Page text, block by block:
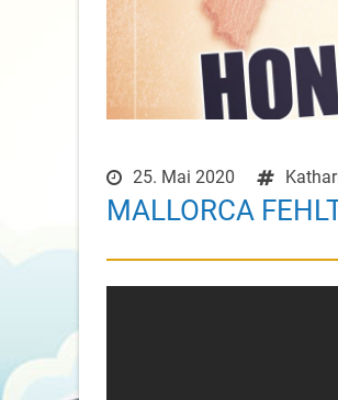
25. Mai 2020
MALLORCA